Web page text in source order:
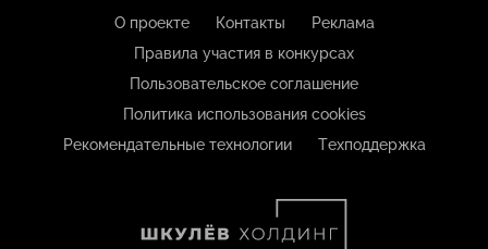
О проекте Контакты
Реклама
Правила участия в конкурсах
Пользовательское соглашение
Политика использования cookies
Рекомендательные технологии
Техподдержка